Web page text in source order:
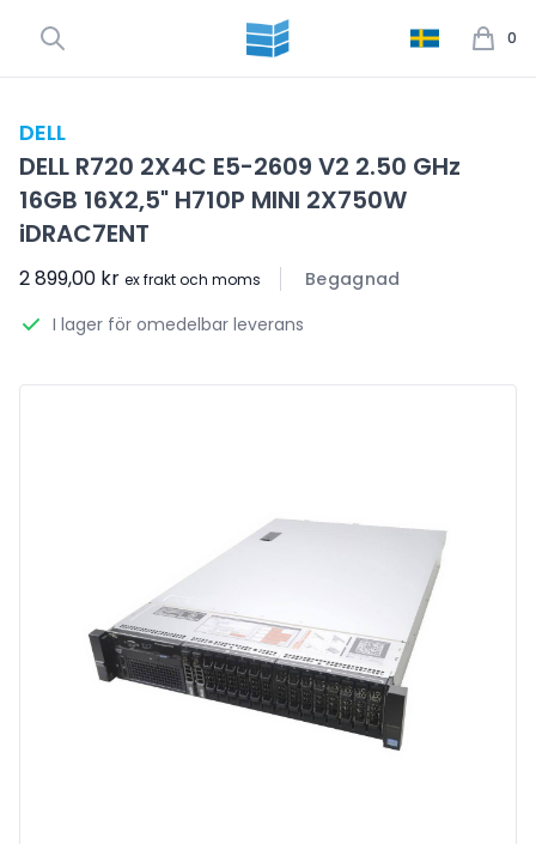
0
DELL
DELL R720 2X4C E5-2609 V2 2.50 GHz
16GB 16X2,5" H710P MINI 2X750W
iDRAC7ENT
2 899,00 kr ex frakt och moms
Begagnad
I lager för omedelbar leverans